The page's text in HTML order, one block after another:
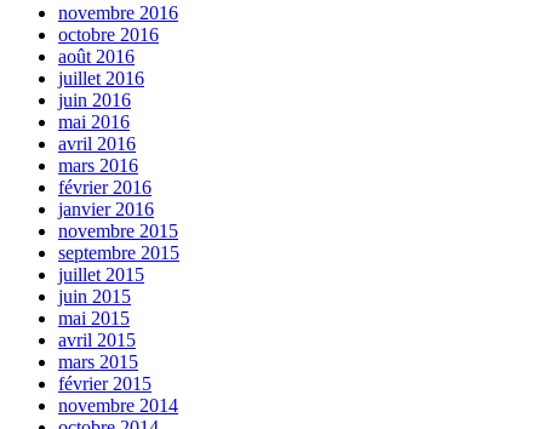
novembre 2016
octobre 2016
août 2016
juillet 2016
juin 2016
mai 2016
avril 2016
mars 2016
février 2016
janvier 2016
novembre 2015
septembre 2015
juillet 2015
juin 2015
mai 2015
avril 2015
mars 2015
février 2015
novembre 2014